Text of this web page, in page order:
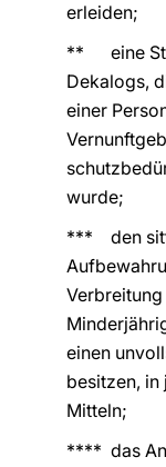
erleiden;
** eine
Dekalogs,
einer
wurde;
*** den
einen
besitzen,
Mitteln;
**** das